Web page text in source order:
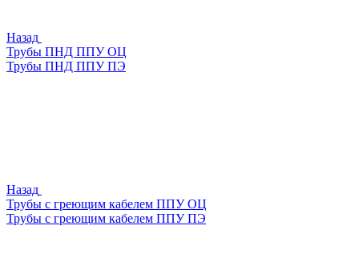
Назад
Трубы ПНД ППУ ОЦ
Трубы ПНД ППУ ПЭ
Назад
Трубы с греющим кабелем ППУ ОЦ
Трубы с греющим кабелем ППУ ПЭ